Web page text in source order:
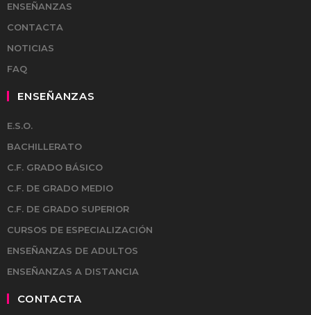
ENSEÑANZAS
CONTACTA
NOTICIAS
FAQ
ENSEÑANZAS
E.S.O.
BACHILLERATO
C.F. GRADO BÁSICO
C.F. DE GRADO MEDIO
C.F. DE GRADO SUPERIOR
CURSOS DE ESPECIALIZACIÓN
ENSEÑANZAS DE ADULTOS
ENSEÑANZAS A DISTANCIA
CONTACTA